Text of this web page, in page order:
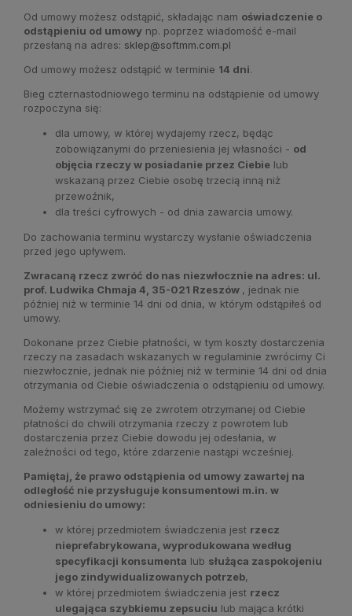
Od umowy możesz odstąpić, składając nam oświadczenie o
odstąpieniu od umowy np. poprzez wiadomość e-mail
przesłaną na adres: sklep@softmm.com.pl
Od umowy możesz odstąpić w terminie 14 dni.
Bieg czternastodniowego terminu na odstąpienie od umowy
rozpoczyna się:
dla umowy, w której wydajemy rzecz, będąc
zobowiązanymi do przeniesienia jej własności - od
objęcia rzeczy w posiadanie przez Ciebie lub
wskazaną przez Ciebie osobę trzecią inną niż
przewoźnik,
dla treści cyfrowych - od dnia zawarcia umowy.
Do zachowania terminu wystarczy wysłanie oświadczenia
przed jego upływem.
Zwracaną rzecz zwróć do nas niezwłocznie na adres: ul.
prof. Ludwika Chmaja 4, 35-021 Rzeszów , jednak nie
później niż w terminie 14 dni od dnia, w którym odstąpiłeś od
umowy.
Dokonane przez Ciebie płatności, w tym koszty dostarczenia
rzeczy na zasadach wskazanych w regulaminie zwrócimy Ci
niezwłocznie, jednak nie później niż w terminie 14 dni od dnia
otrzymania od Ciebie oświadczenia o odstąpieniu od umowy.
Możemy wstrzymać się ze zwrotem otrzymanej od Ciebie
płatności do chwili otrzymania rzeczy z powrotem lub
dostarczenia przez Ciebie dowodu jej odesłania, w
zależności od tego, które zdarzenie nastąpi wcześniej.
Pamiętaj, że prawo odstąpienia od umowy zawartej na
odległość nie przysługuje konsumentowi m.in. w
odniesieniu do umowy:
w której przedmiotem świadczenia jest rzecz
nieprefabrykowana, wyprodukowana według
specyfikacji konsumenta lub służąca zaspokojeniu
jego zindywidualizowanych potrzeb,
w której przedmiotem świadczenia jest rzecz
ulegająca szybkiemu zepsuciu lub mająca krótki